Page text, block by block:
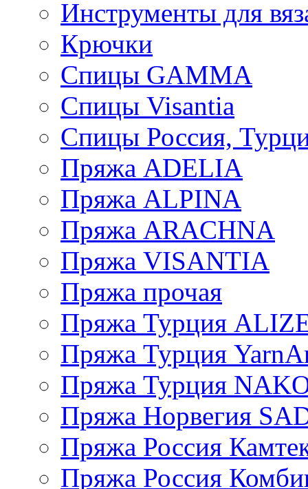
Инструменты для
Крючки
Спицы GAMMA
Спицы Visantia
Спицы Россия,
Пряжа ADELIA
Пряжа ALPINA
Пряжа ARACHNA
Пряжа VISANTIA
Пряжа прочая
Пряжа Турция
Пряжа Турция
Пряжа Турция
Пряжа Норвегия
Пряжа Россия
Пряжа Россия